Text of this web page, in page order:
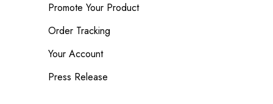
Promote Your Product
Order Tracking
Your Account
Press Release